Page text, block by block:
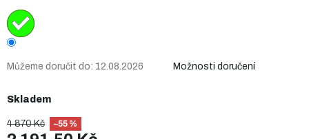
4 870 Kč –55 %
Skladem
Můžeme doručit do: 12.08.2026 Možnosti doručení